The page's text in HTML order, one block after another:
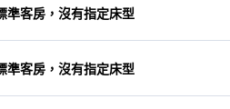
準客房，沒有指定床型
準客房，沒有指定床型